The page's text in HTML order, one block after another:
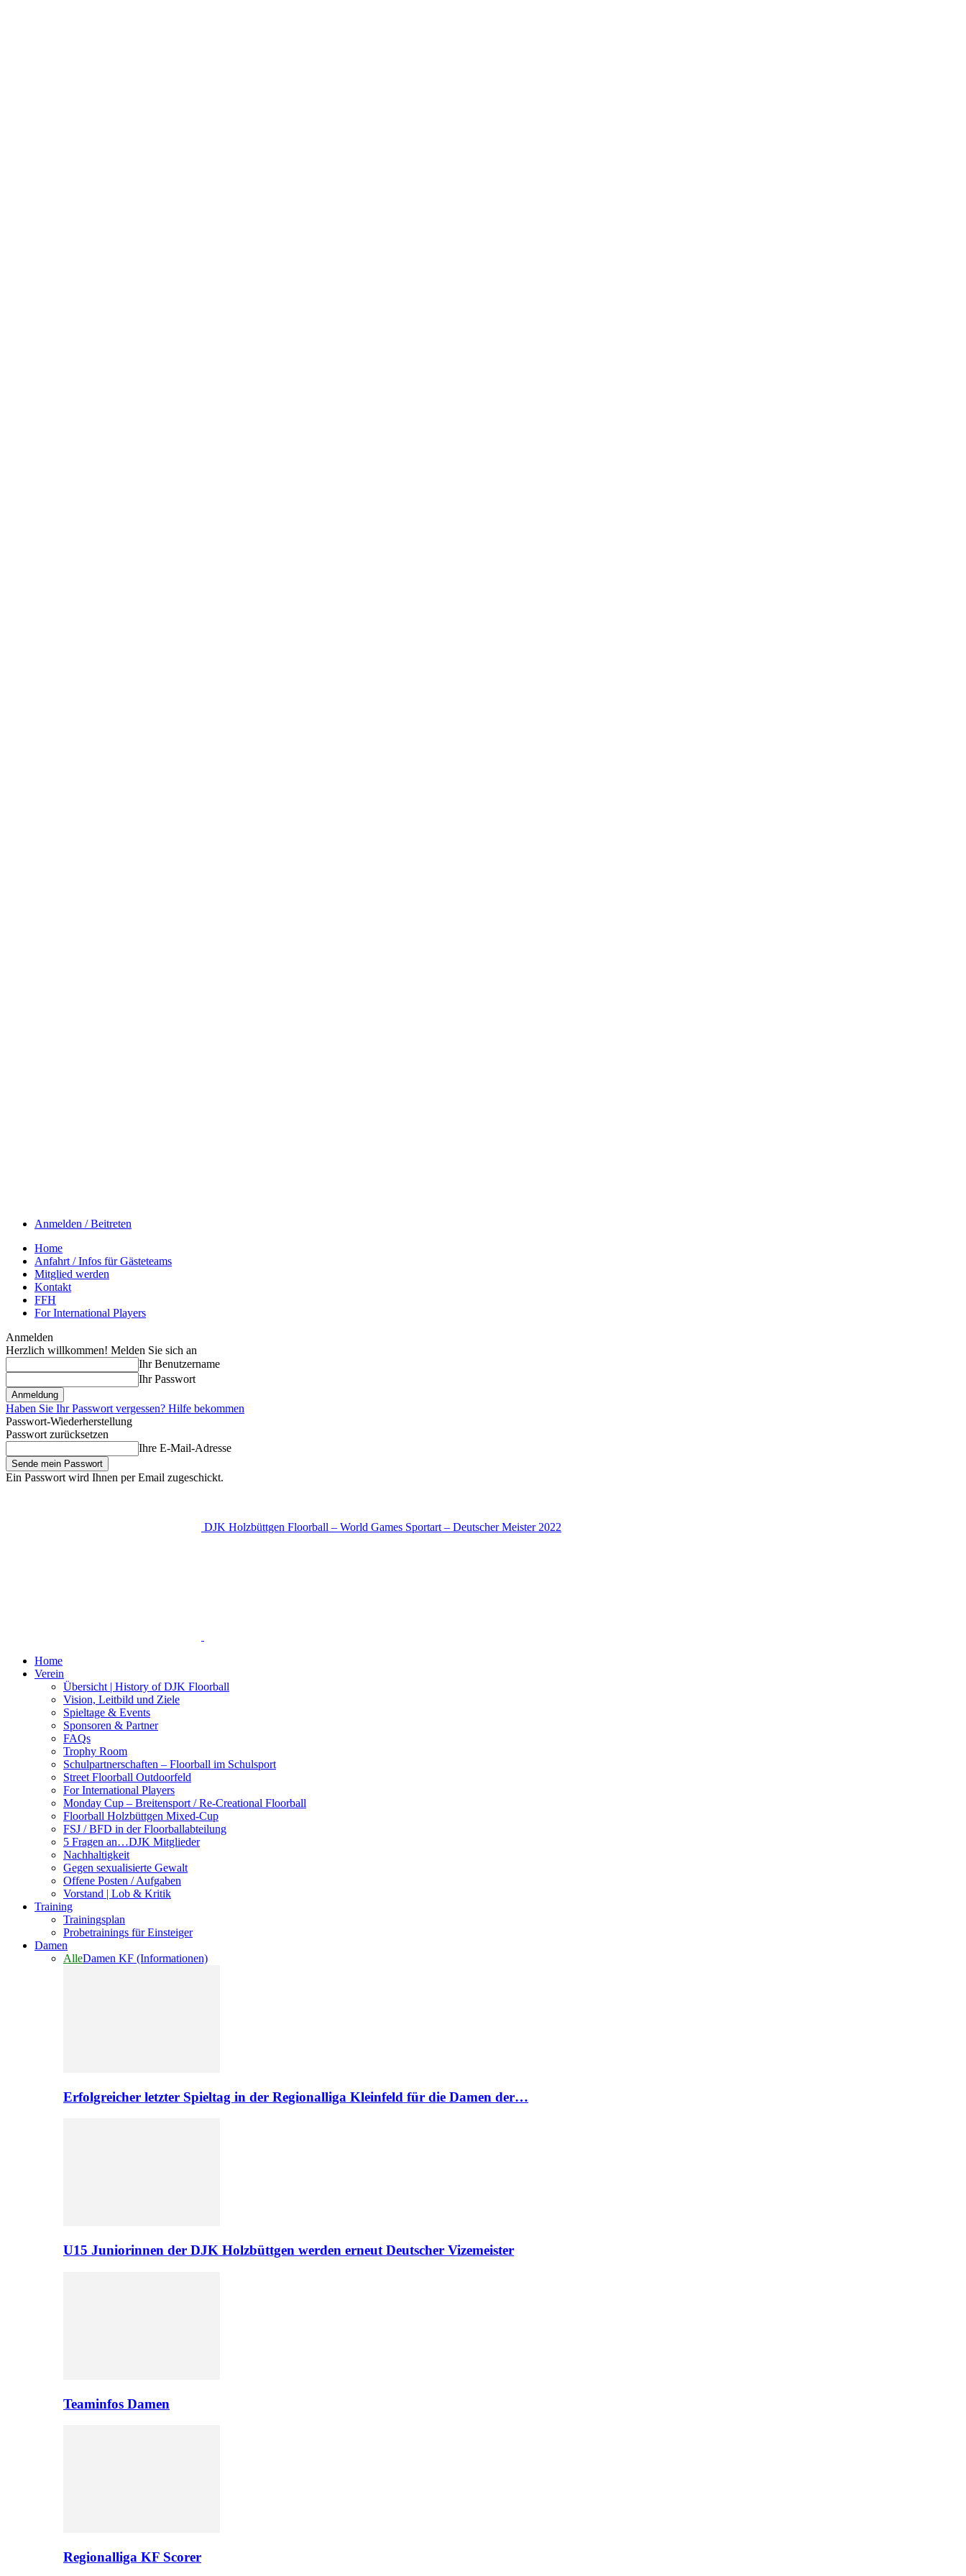
Anmelden / Beitreten
Home
Anfahrt / Infos für Gästeteams
Mitglied werden
Kontakt
FFH
For International Players
Anmelden
Herzlich willkommen! Melden Sie sich an
Ihr Benutzername
Ihr Passwort
Haben Sie Ihr Passwort vergessen? Hilfe bekommen
Passwort-Wiederherstellung
Passwort zurücksetzen
Ihre E-Mail-Adresse
Ein Passwort wird Ihnen per Email zugeschickt.
DJK Holzbüttgen Floorball – World Games Sportart – Deutscher Meister 2022
Home
Verein
Übersicht | History of DJK Floorball
Vision, Leitbild und Ziele
Spieltage & Events
Sponsoren & Partner
FAQs
Trophy Room
Schulpartnerschaften – Floorball im Schulsport
Street Floorball Outdoorfeld
For International Players
Monday Cup – Breitensport / Re-Creational Floorball
Floorball Holzbüttgen Mixed-Cup
FSJ / BFD in der Floorballabteilung
5 Fragen an…DJK Mitglieder
Nachhaltigkeit
Gegen sexualisierte Gewalt
Offene Posten / Aufgaben
Vorstand | Lob & Kritik
Training
Trainingsplan
Probetrainings für Einsteiger
Damen
AlleDamen KF (Informationen)
Erfolgreicher letzter Spieltag in der Regionalliga Kleinfeld für die Damen der…
U15 Juniorinnen der DJK Holzbüttgen werden erneut Deutscher Vizemeister
Teaminfos Damen
Regionalliga KF Scorer